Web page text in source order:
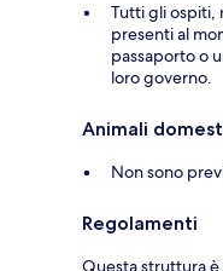
Tutti gli ospiti,
presenti al
passaporto o
loro governo.
Animali
Non sono
Regolamenti
Questa struttura